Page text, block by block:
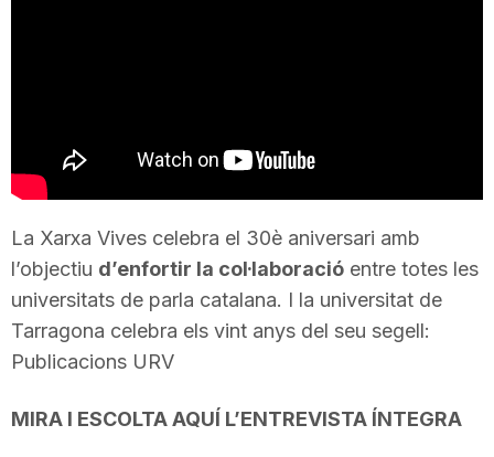
r
a
La Xarxa Vives celebra el 30è aniversari amb
l’objectiu d’enfortir la col·laboració entre totes les
universitats de parla catalana. I la universitat de
Tarragona celebra els vint anys del seu segell:
Publicacions URV
MIRA I ESCOLTA AQUÍ L’ENTREVISTA ÍNTEGRA